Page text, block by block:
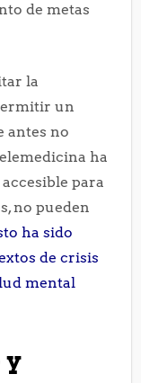
de metas
la
un
antes no
ha
para
no pueden
ha sido
de crisis
mental
y